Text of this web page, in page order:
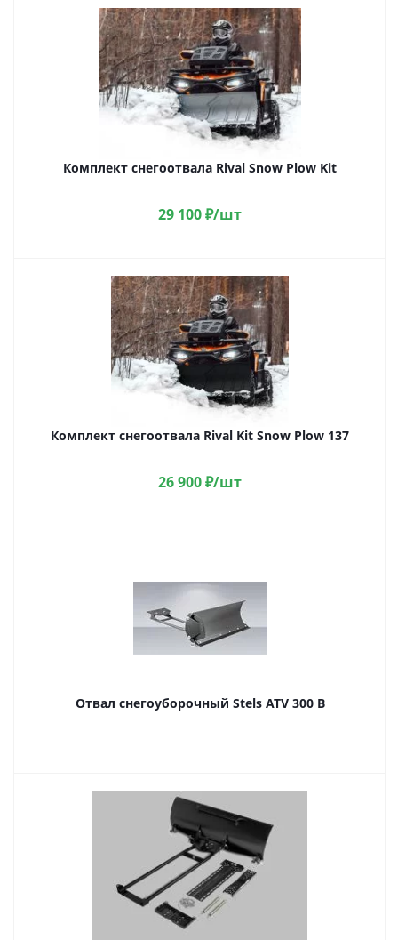
Комплект снегоотвала Rival Snow Plow Kit
29 100₽/шт
Комплект снегоотвала Rival Kit Snow Plow 137
26 900₽/шт
Отвал снегоуборочный Stels ATV 300 B